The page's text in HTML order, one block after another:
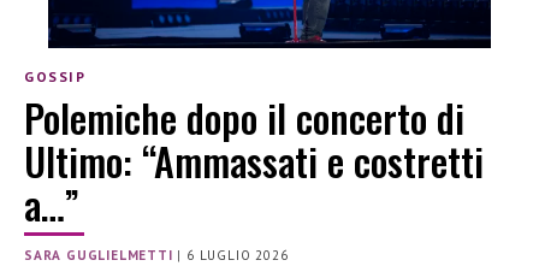
GOSSIP
Polemiche dopo il concerto di
Ultimo: “Ammassati e costretti
a…”
SARA GUGLIELMETTI | 6 LUGLIO 2026